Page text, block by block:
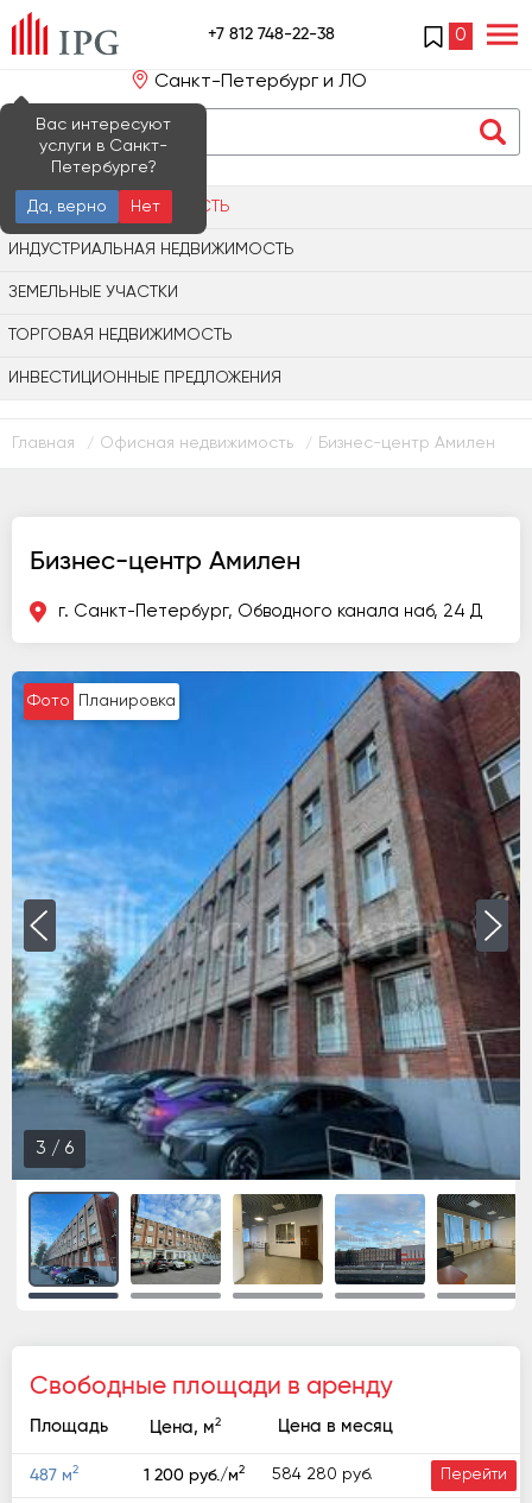
+7 812 748-22-38 0
Санкт-Петербург и ЛО
Вас интересуют
услуги в Санкт-
Петербурге?
Да, верно Нет
ОФИСНАЯ НЕДВИЖИМОСТЬ
ИНДУСТРИАЛЬНАЯ НЕДВИЖИМОСТЬ
ЗЕМЕЛЬНЫЕ УЧАСТКИ
ТОРГОВАЯ НЕДВИЖИМОСТЬ
ИНВЕСТИЦИОННЫЕ ПРЕДЛОЖЕНИЯ
Главная / Офисная недвижимость / Бизнес-центр Амилен
Бизнес-центр Амилен
г. Санкт-Петербург, Обводного канала наб, 24 Д
Фото Планировка
3 / 6
Свободные площади в аренду
Площадь Цена, м2 Цена в месяц
487 м2 1 200 руб./м2 584 280 руб. Перейти